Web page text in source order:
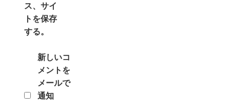
ス、サイ
トを保存
する。
新しいコ
メントを
メールで
通知